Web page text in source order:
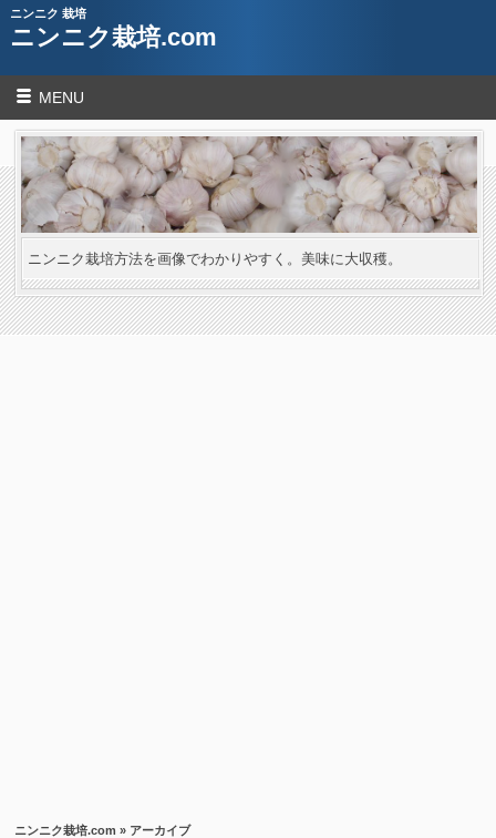
ニンニク 栽培
ニンニク栽培.com
MENU
ニンニク栽培方法を画像でわかりやすく。美味に大収穫。
ニンニク栽培.com » アーカイブ